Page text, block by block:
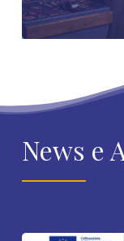
News e